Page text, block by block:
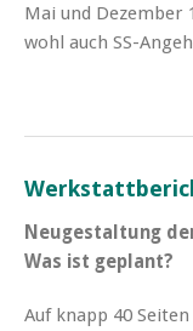
Mai und De­zember
wohl auch SS-
Neugestaltung
Was ist geplant?
Auf knapp 40